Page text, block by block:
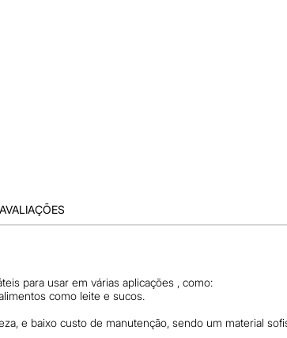
AVALIAÇÕES
para usar em várias aplicações , como:
como leite e sucos.
e baixo custo de manutenção, sendo um material